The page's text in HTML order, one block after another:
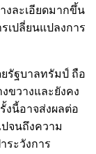
งละเอียดมากขึ้น
เปลี่ยนแปลงการ
รัฐบาลทรัมป์ ถือ
ขวางและยังคง
งนี้อาจส่งผลต่อ
จนถึงความ
ระวังการ